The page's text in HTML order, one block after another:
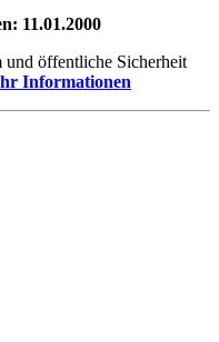
11.01.2000
Informationen